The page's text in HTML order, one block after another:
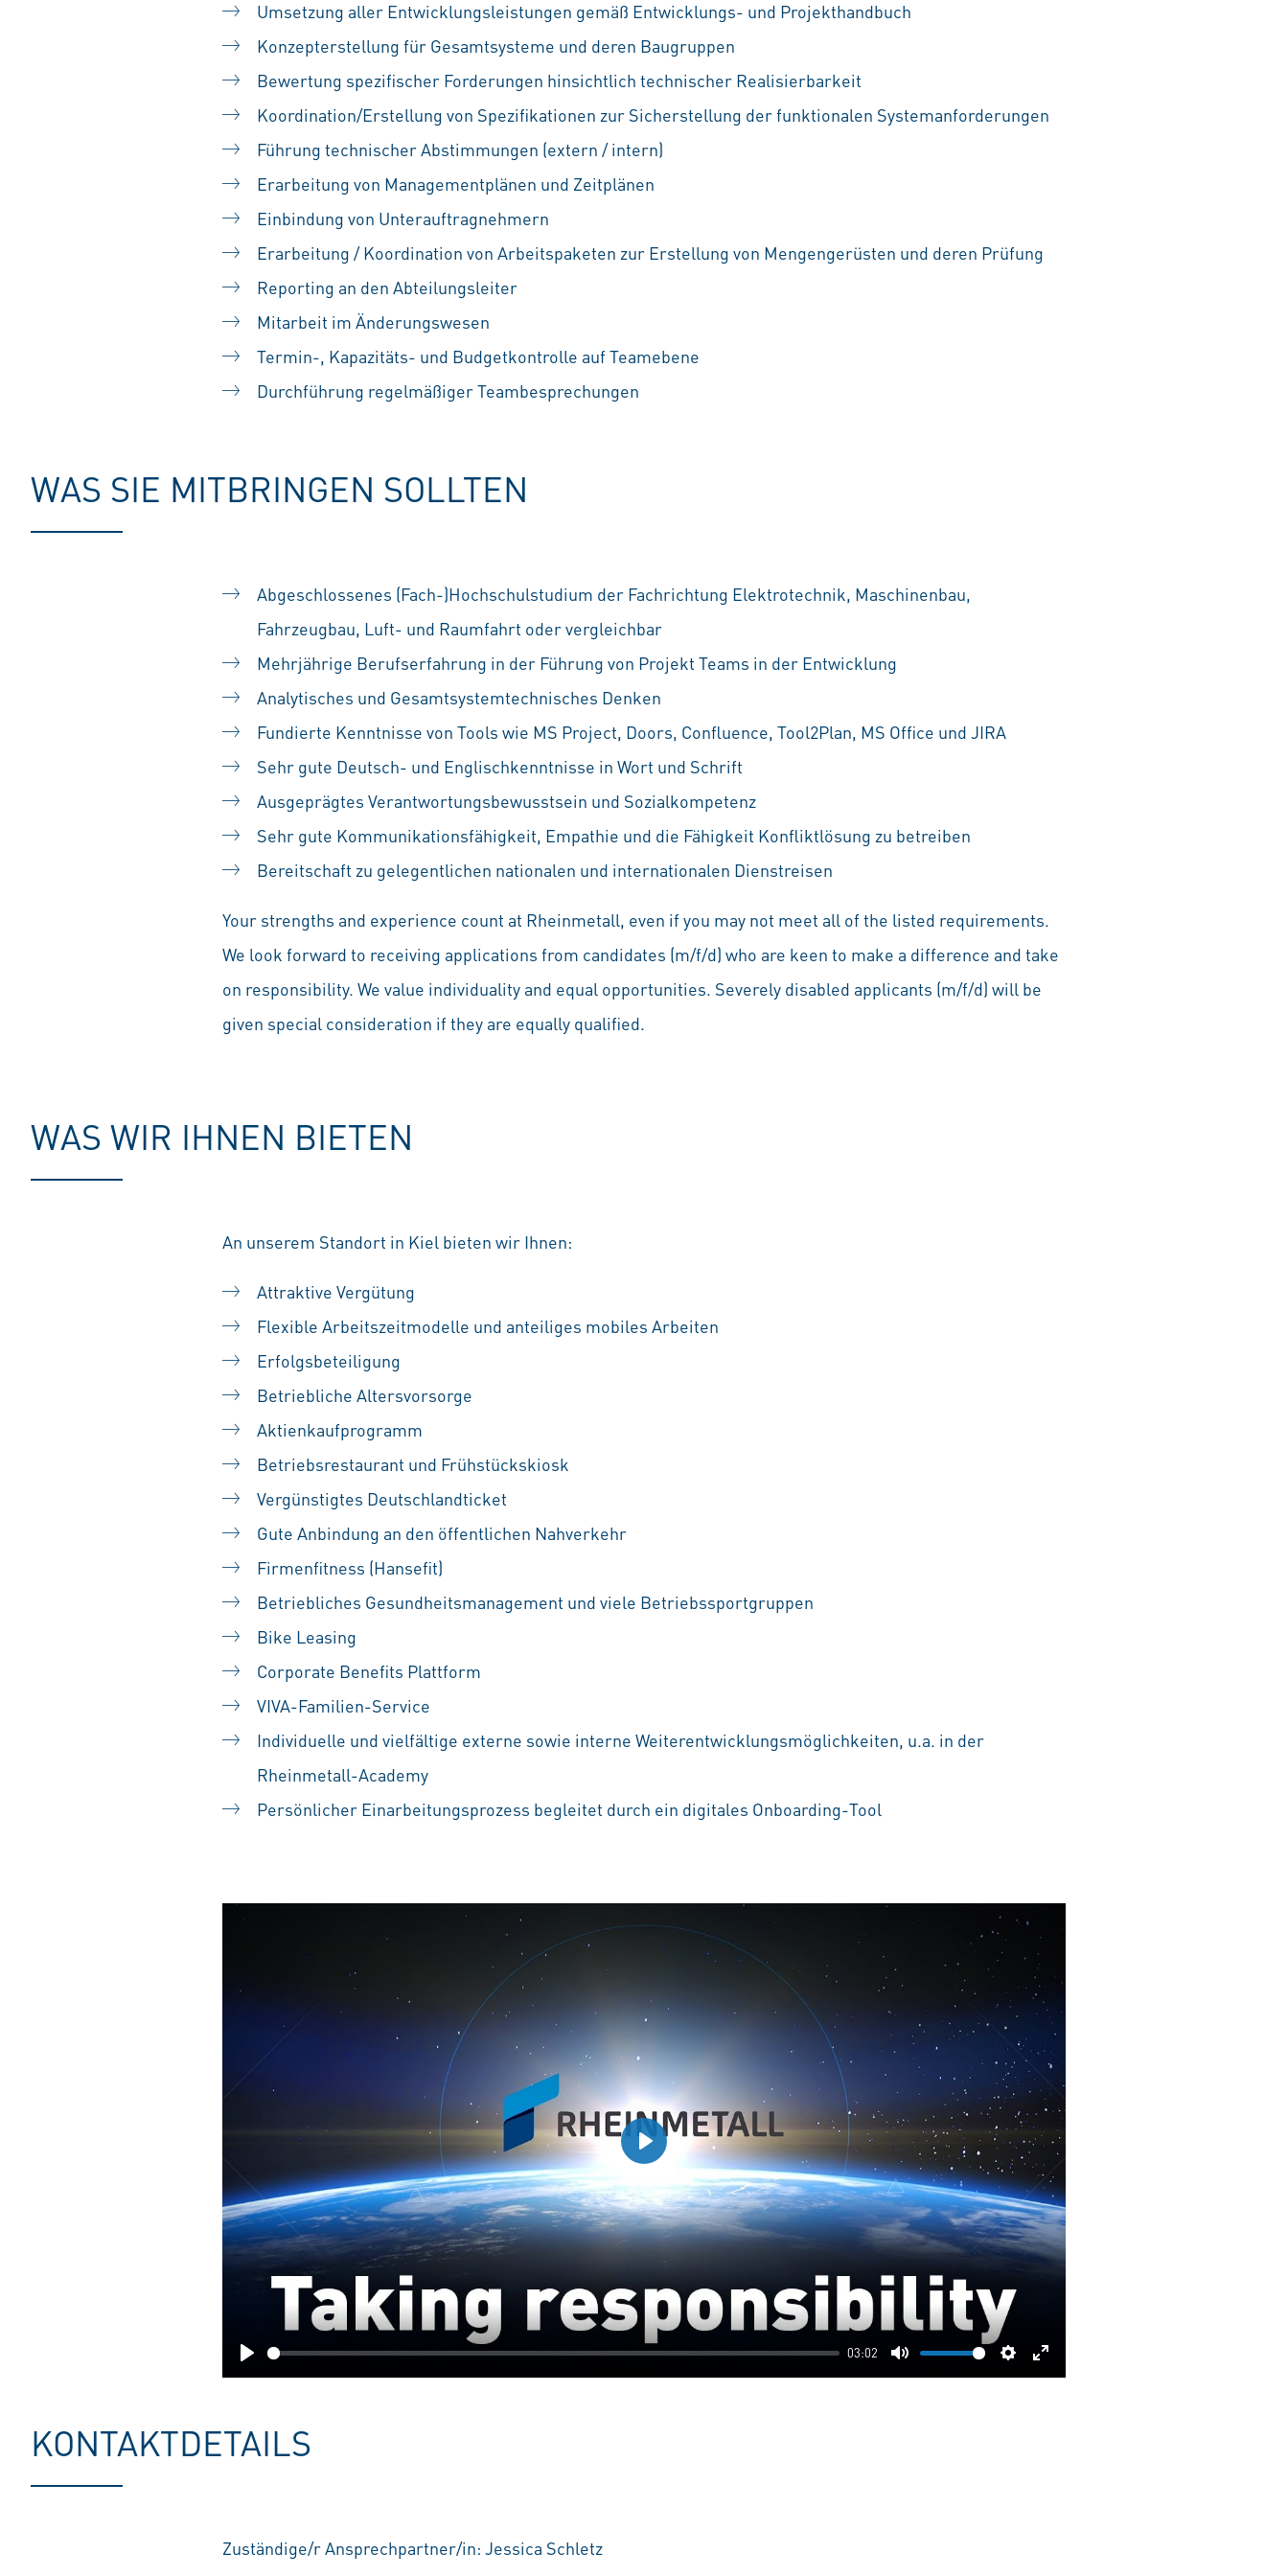
Umsetzung aller Entwicklungsleistungen gemäß Entwicklungs- und Projekthandbuch
Konzepterstellung für Gesamtsysteme und deren Baugruppen
Bewertung spezifischer Forderungen hinsichtlich technischer Realisierbarkeit
Koordination/Erstellung von Spezifikationen zur Sicherstellung der funktionalen Systemanforderungen
Führung technischer Abstimmungen (extern / intern)
Erarbeitung von Managementplänen und Zeitplänen
Einbindung von Unterauftragnehmern
Erarbeitung / Koordination von Arbeitspaketen zur Erstellung von Mengengerüsten und deren Prüfung
Reporting an den Abteilungsleiter
Mitarbeit im Änderungswesen
Termin-, Kapazitäts- und Budgetkontrolle auf Teamebene
Durchführung regelmäßiger Teambesprechungen
WAS SIE MITBRINGEN SOLLTEN
Abgeschlossenes (Fach-)Hochschulstudium der Fachrichtung Elektrotechnik, Maschinenbau,
Fahrzeugbau, Luft- und Raumfahrt oder vergleichbar
Mehrjährige Berufserfahrung in der Führung von Projekt Teams in der Entwicklung
Analytisches und Gesamtsystemtechnisches Denken
Fundierte Kenntnisse von Tools wie MS Project, Doors, Confluence, Tool2Plan, MS Office und JIRA
Sehr gute Deutsch- und Englischkenntnisse in Wort und Schrift
Ausgeprägtes Verantwortungsbewusstsein und Sozialkompetenz
Sehr gute Kommunikationsfähigkeit, Empathie und die Fähigkeit Konfliktlösung zu betreiben
Bereitschaft zu gelegentlichen nationalen und internationalen Dienstreisen
Your strengths and experience count at Rheinmetall, even if you may not meet all of the listed requirements.
We look forward to receiving applications from candidates (m/f/d) who are keen to make a difference and take
on responsibility. We value individuality and equal opportunities. Severely disabled applicants (m/f/d) will be
given special consideration if they are equally qualified.
WAS WIR IHNEN BIETEN
An unserem Standort in Kiel bieten wir Ihnen:
Attraktive Vergütung
Flexible Arbeitszeitmodelle und anteiliges mobiles Arbeiten
Erfolgsbeteiligung
Betriebliche Altersvorsorge
Aktienkaufprogramm
Betriebsrestaurant und Frühstückskiosk
Vergünstigtes Deutschlandticket
Gute Anbindung an den öffentlichen Nahverkehr
Firmenfitness (Hansefit)
Betriebliches Gesundheitsmanagement und viele Betriebssportgruppen
Bike Leasing
Corporate Benefits Plattform
VIVA-Familien-Service
Individuelle und vielfältige externe sowie interne Weiterentwicklungsmöglichkeiten, u.a. in der
Rheinmetall-Academy
Persönlicher Einarbeitungsprozess begleitet durch ein digitales Onboarding-Tool
Play
03:02
Mute Settings
Enter
Play
KONTAKTDETAILS
Zuständige/r Ansprechpartner/in: Jessica Schletz